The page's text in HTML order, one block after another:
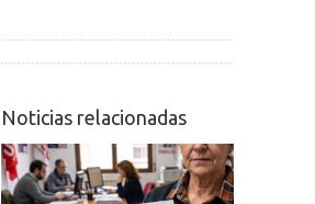
Noticias relacionadas